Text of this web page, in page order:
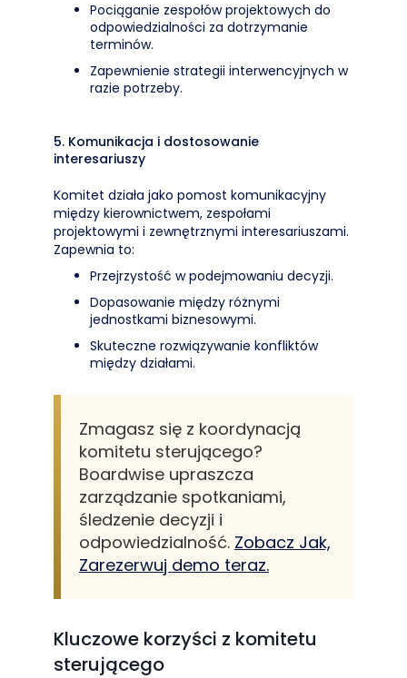
Pociąganie zespołów projektowych do
odpowiedzialności za dotrzymanie
terminów.
Zapewnienie strategii interwencyjnych w
razie potrzeby.
5. Komunikacja i dostosowanie
interesariuszy
Komitet działa jako pomost komunikacyjny
między kierownictwem, zespołami
projektowymi i zewnętrznymi interesariuszami.
Zapewnia to:
Przejrzystość w podejmowaniu decyzji.
Dopasowanie między różnymi
jednostkami biznesowymi.
Skuteczne rozwiązywanie konfliktów
między działami.
Zmagasz się z koordynacją
komitetu sterującego?
Boardwise upraszcza
zarządzanie spotkaniami,
śledzenie decyzji i
odpowiedzialność. Zobacz Jak,
Zarezerwuj demo teraz.
Kluczowe korzyści z komitetu
sterującego